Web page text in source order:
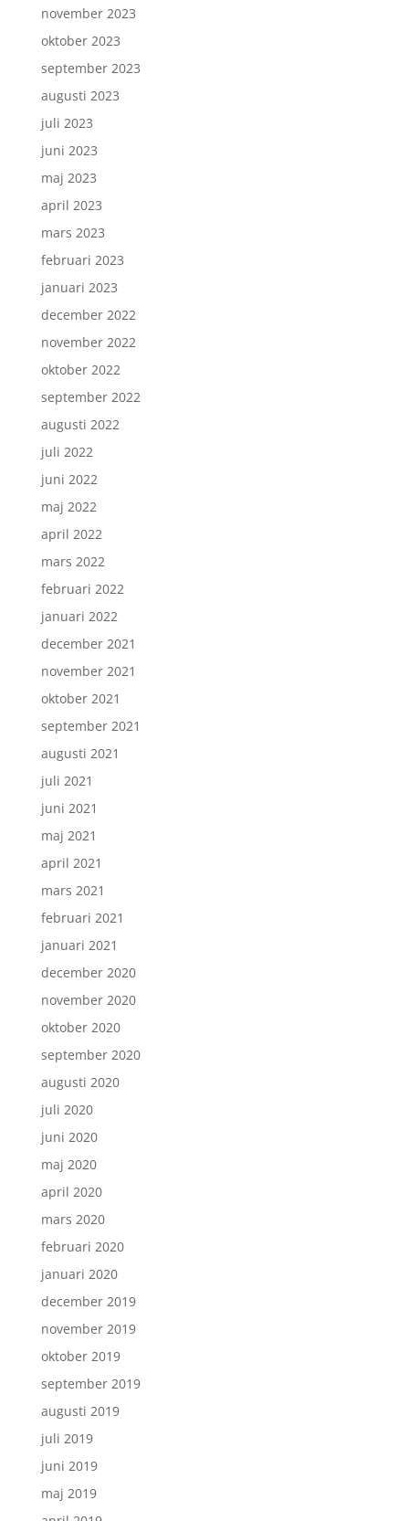
november 2023
oktober 2023
september 2023
augusti 2023
juli 2023
juni 2023
maj 2023
april 2023
mars 2023
februari 2023
januari 2023
december 2022
november 2022
oktober 2022
september 2022
augusti 2022
juli 2022
juni 2022
maj 2022
april 2022
mars 2022
februari 2022
januari 2022
december 2021
november 2021
oktober 2021
september 2021
augusti 2021
juli 2021
juni 2021
maj 2021
april 2021
mars 2021
februari 2021
januari 2021
december 2020
november 2020
oktober 2020
september 2020
augusti 2020
juli 2020
juni 2020
maj 2020
april 2020
mars 2020
februari 2020
januari 2020
december 2019
november 2019
oktober 2019
september 2019
augusti 2019
juli 2019
juni 2019
maj 2019